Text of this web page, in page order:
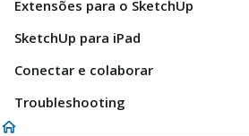
Extensões para o SketchUp
SketchUp para iPad
Conectar e colaborar
Troubleshooting